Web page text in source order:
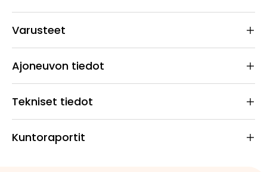
Varusteet
Ajoneuvon tiedot
Tekniset tiedot
Kuntoraportit